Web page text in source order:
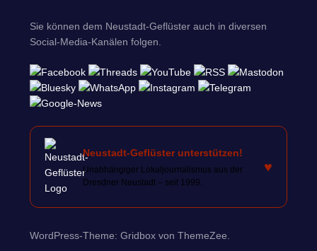
Sie können dem Neustadt-Geflüster auch in diversen
Social-Media-Kanälen folgen.
Neustadt-Geflüster unterstützen!
Unabhängiger Lokaljournalismus aus der
Dresdner Neustadt – seit 1999.
♥
WordPress-Theme: Gridbox von ThemeZee.